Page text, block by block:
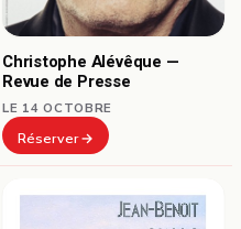
Christophe Alévêque —
Revue de Presse
LE 14 OCTOBRE
Réserver